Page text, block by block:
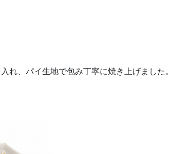
れ、パイ生地で包み丁寧に焼き上げました。